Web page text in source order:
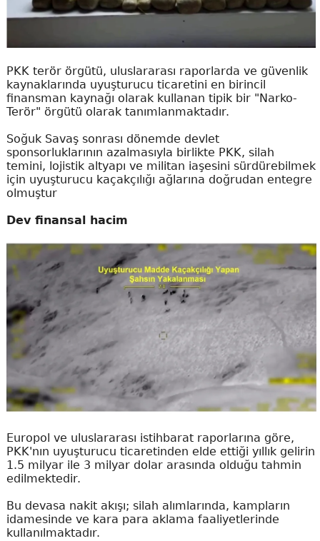
PKK terör örgütü, uluslararası raporlarda ve güvenlik
kaynaklarında uyuşturucu ticaretini en birincil
finansman kaynağı olarak kullanan tipik bir "Narko-
Terör" örgütü olarak tanımlanmaktadır.
Soğuk Savaş sonrası dönemde devlet
sponsorluklarının azalmasıyla birlikte PKK, silah
temini, lojistik altyapı ve militan iaşesini sürdürebilmek
için uyuşturucu kaçakçılığı ağlarına doğrudan entegre
olmuştur
Dev finansal hacim
Europol ve uluslararası istihbarat raporlarına göre,
PKK'nın uyuşturucu ticaretinden elde ettiği yıllık gelirin
1.5 milyar ile 3 milyar dolar arasında olduğu tahmin
edilmektedir.
Bu devasa nakit akışı; silah alımlarında, kampların
idamesinde ve kara para aklama faaliyetlerinde
kullanılmaktadır.